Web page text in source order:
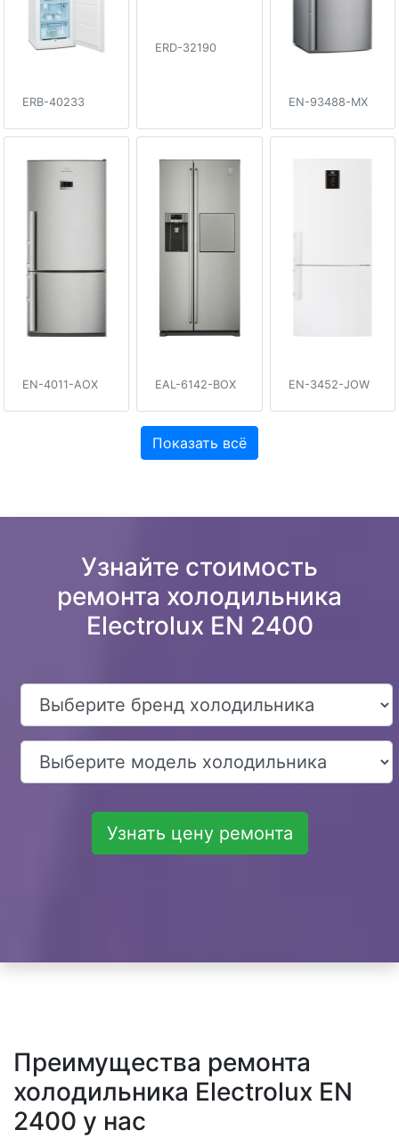
ERB-40233
ERD-32190
EN-93488-MX
EN-4011-AOX EAL-6142-BOX EN-3452-JOW
Показать всё
Узнайте стоимость
ремонта холодильника
Electrolux EN 2400
Узнать цену ремонта
Преимущества ремонта
холодильника Electrolux EN
2400 у нас